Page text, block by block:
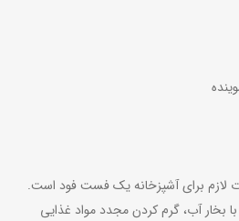
لازم برای آشپزخانه یک فست فود است.
بخار آب، گرم کردن مجدد مواد غذایی